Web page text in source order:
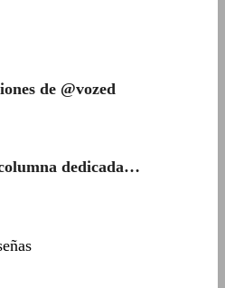
de @vozed
dedicada…